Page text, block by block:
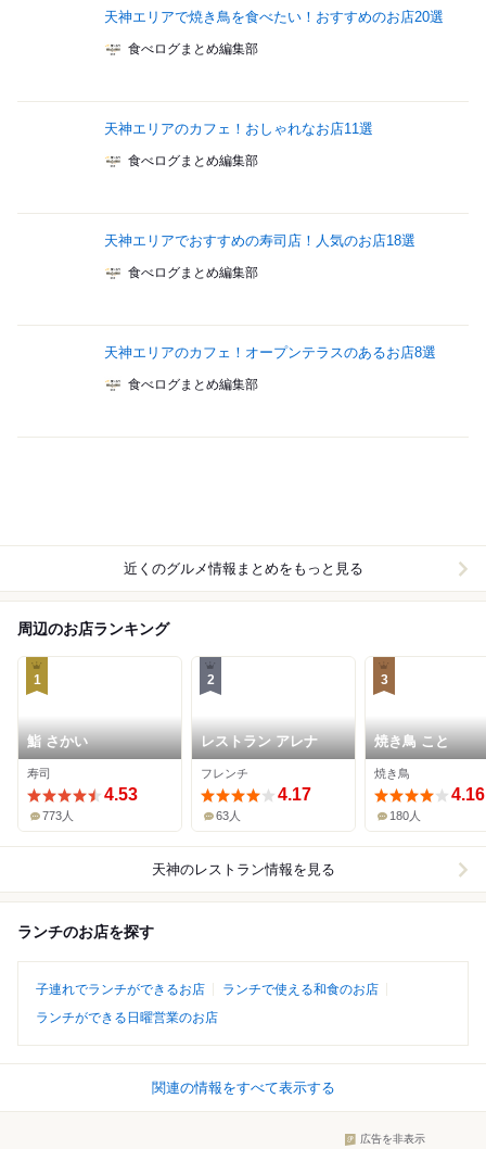
天神エリアで焼き鳥を食べたい！おすすめのお店20選
食べログまとめ編集部
天神エリアのカフェ！おしゃれなお店11選
食べログまとめ編集部
天神エリアでおすすめの寿司店！人気のお店18選
食べログまとめ編集部
天神エリアのカフェ！オープンテラスのあるお店8選
食べログまとめ編集部
近くのグルメ情報まとめをもっと見る
周辺のお店ランキング
1
鮨 さかい
寿司
4.53
773人
2
レストラン アレナ
フレンチ
4.17
63人
3
焼き鳥 こと
焼き鳥
4.16
180人
天神のレストラン情報を見る
ランチのお店を探す
子連れでランチができるお店
ランチで使える和食のお店
ランチができる日曜営業のお店
関連の情報をすべて表示する
広告を非表示